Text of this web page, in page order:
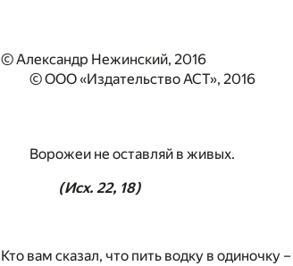
© Александр Нежинский, 2016
© ООО «Издательство АСТ», 2016
Ворожеи не оставляй в живых.
(Исх. 22, 18)
Кто вам сказал, что пить водку в